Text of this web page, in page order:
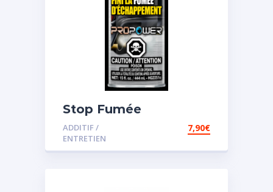
Stop Fumée
ADDITIF /
ENTRETIEN
7,90€